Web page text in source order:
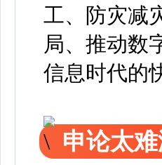
工、防灾减
局、推动数
信息时代的
申论太